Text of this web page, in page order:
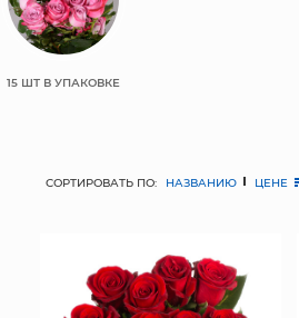
15 ШТ В УПАКОВКЕ
СОРТИРОВАТЬ ПО: НАЗВАНИЮ ЦЕНЕ